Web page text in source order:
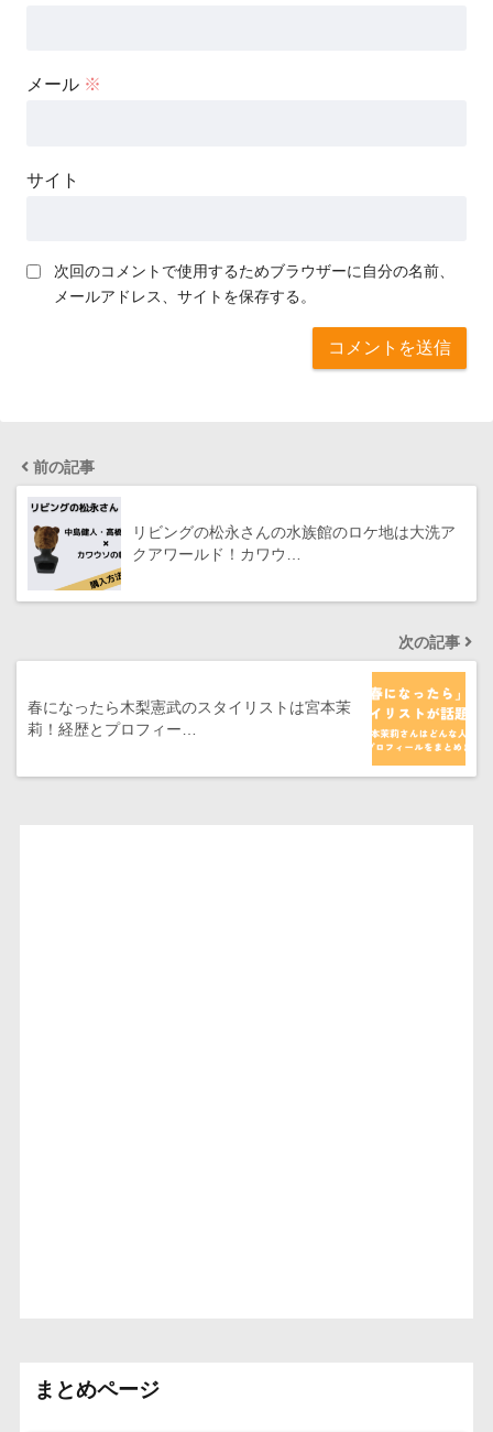
メール ※
サイト
次回のコメントで使用するためブラウザーに自分の名前、
メールアドレス、サイトを保存する。
前の記事
リビングの松永さんの水族館のロケ地は大洗ア
クアワールド！カワウ…
次の記事
春になったら木梨憲武のスタイリストは宮本茉
莉！経歴とプロフィー…
まとめページ